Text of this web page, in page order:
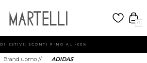
0
ESTIVI: SCONTI FINO AL -60%
Brand uomo // ADIDAS